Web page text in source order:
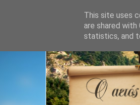
This site uses
are shared
statistics, and